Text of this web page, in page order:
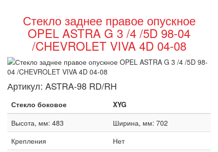
Стекло заднее правое опускное
OPEL ASTRA G 3 /4 /5D 98-04
/CHEVROLET VIVA 4D 04-08
Артикул: ASTRA-98 RD/RH
Стекло боковое
XYG
Высота, мм: 483
Ширина, мм: 702
Крепления
Нет